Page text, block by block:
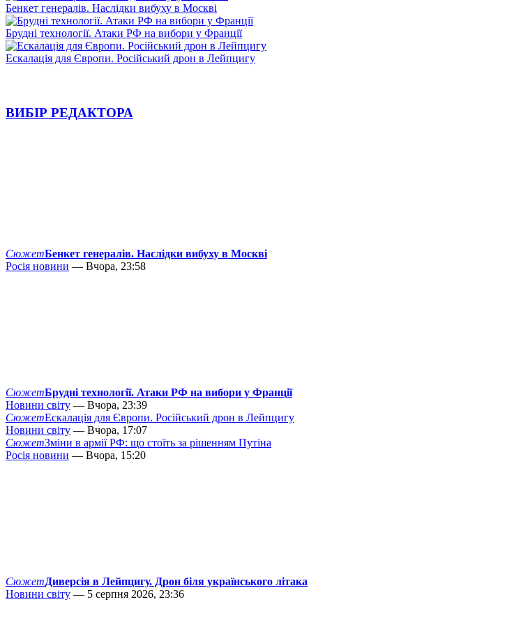
Бенкет генералів. Наслідки вибуху в Москві
Брудні технології. Атаки РФ на вибори у Франції
Ескалація для Європи. Російський дрон в Лейпцигу
ВИБІР РЕДАКТОРА
СюжетБенкет генералів. Наслідки вибуху в Москві
Росія новини — Вчора, 23:58
СюжетБрудні технології. Атаки РФ на вибори у Франції
Новини світу — Вчора, 23:39
СюжетЕскалація для Європи. Російський дрон в Лейпцигу
Новини світу — Вчора, 17:07
СюжетЗміни в армії РФ: що стоїть за рішенням Путіна
Росія новини — Вчора, 15:20
СюжетДиверсія в Лейпцигу. Дрон біля українського літака
Новини світу — 5 серпня 2026, 23:36